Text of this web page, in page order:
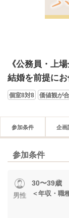
《公務員・上
結婚を前提に
個室8対8 価値観が
参加条件 企画
参加条件
男性
30〜39歳
＜年収・
専門
※いず